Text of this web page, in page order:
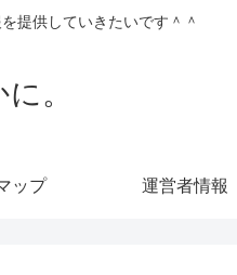
提供していきたいです＾＾
。
ップ 運営者情報